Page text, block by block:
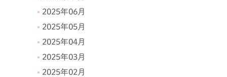
2025年06月
2025年05月
2025年04月
2025年03月
2025年02月